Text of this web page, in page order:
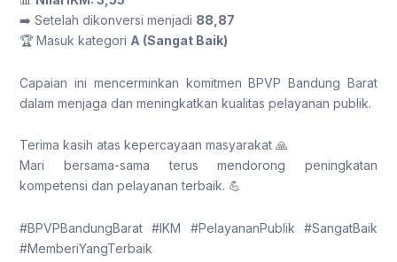
➡️ Setelah dikonversi menjadi 88,87
🏆 Masuk kategori A (Sangat Baik)
Capaian ini mencerminkan komitmen BPVP Bandung Barat
dalam menjaga dan meningkatkan kualitas pelayanan publik.
Terima kasih atas kepercayaan masyarakat 🙏
Mari bersama-sama terus mendorong peningkatan
kompetensi dan pelayanan terbaik. 💪
#BPVPBandungBarat #IKM #PelayananPublik #SangatBaik
#MemberiYangTerbaik